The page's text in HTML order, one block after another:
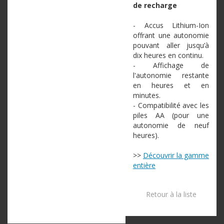
de recharge
- Accus Lithium-Ion
offrant une autonomie
pouvant aller jusqu’à
dix heures en continu.
- Affichage de
l'autonomie restante
en heures et en
minutes.
- Compatibilité avec les
piles AA (pour une
autonomie de neuf
heures).
>> Découvrir la gamme
entière
Retour à la liste